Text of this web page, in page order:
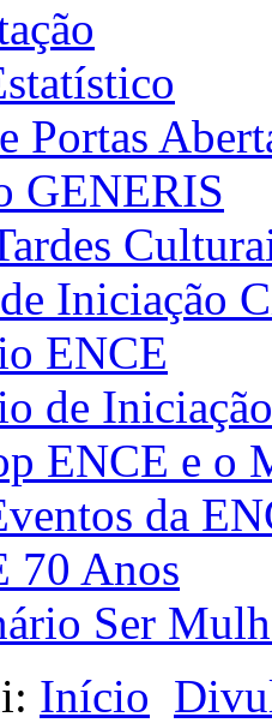
Portas
GENERIS
Iniciação
ENCE
de
ENCE e o
da
70 Anos
Ser
Início